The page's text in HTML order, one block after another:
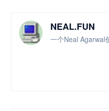
NEAL.FUN
一个Neal Agarwal